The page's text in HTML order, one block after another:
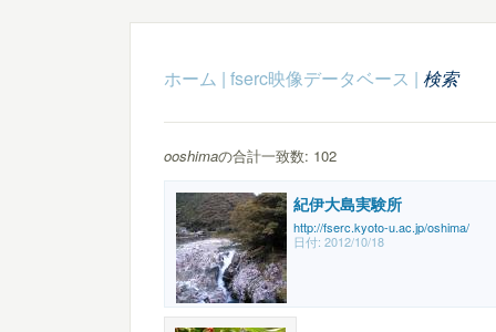
ホーム | fserc映像データベース | 検索
ooshimaの合計一致数: 102
紀伊大島実験所
http://fserc.kyoto-u.ac.jp/oshima/
日付: 2012/10/18